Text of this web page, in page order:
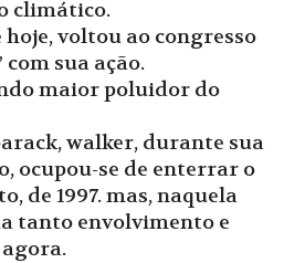
climático.
voltou ao congresso
sua ação.
maior poluidor do
walker, durante sua
ocupou-se de enterrar o
de 1997. mas, naquela
tanto envolvimento e